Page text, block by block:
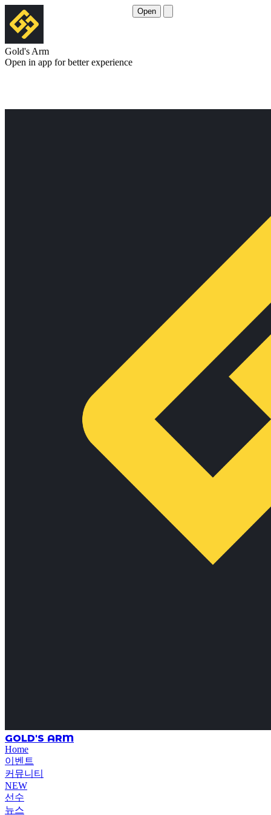
Gold's Arm
Open in app for better experience
Open
GOLD'S ARM
Home
이벤트
커뮤니티
NEW
선수
뉴스